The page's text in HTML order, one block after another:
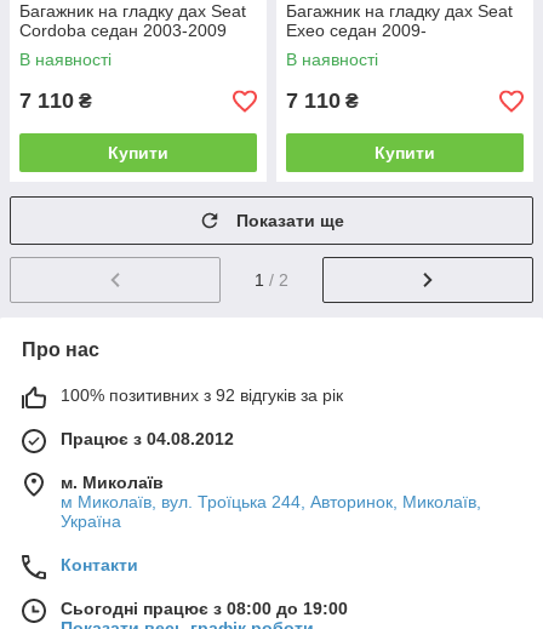
Багажник на гладку дах Seat
Cordoba седан 2003-2009
В наявності
7 110 ₴
Купити
Багажник на гладку дах Seat
Exeo седан 2009-
В наявності
7 110 ₴
Купити
Показати ще
1 / 2
Про нас
100% позитивних з 92 відгуків за рік
Працює з 04.08.2012
м. Миколаїв
м Миколаїв, вул. Троїцька 244, Авторинок, Миколаїв,
Україна
Контакти
Сьогодні працює з 08:00 до 19:00